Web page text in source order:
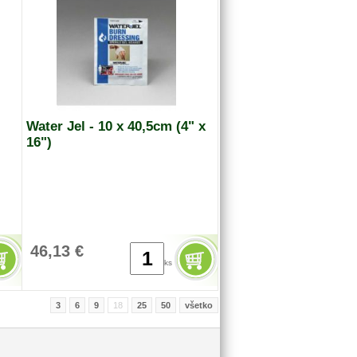
Expiračná doba bez očných kvapiek 2 roky (očné
kvapky treba vymeniť po 1,5 roku)
Water Jel - 10 x 40,5cm (4" x
16")
46,13 €
ks
3 6 9 18 25 50 všetko